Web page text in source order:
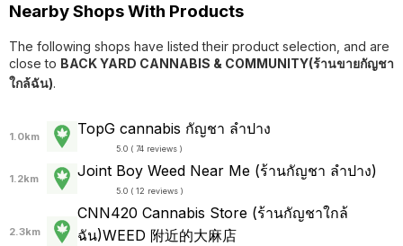
Nearby Shops With Products
The following shops have listed their product selection, and are
close to BACK YARD CANNABIS & COMMUNITY(ร้านขายกัญชา
ใกล้ฉัน).
1.0km TopG cannabis กัญชา ลำปาง
5.0 ( 74 reviews )
1.2km Joint Boy Weed Near Me (ร้านกัญชา ลำปาง)
5.0 ( 12 reviews )
2.3km
CNN420 Cannabis Store (ร้านกัญชาใกล้
ฉัน)WEED 附近的大麻店